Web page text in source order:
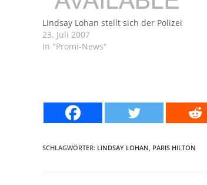
Lindsay Lohan stellt sich der Polizei
23. Juli 2007
In "Promi-News"
SCHLAGWÖRTER: LINDSAY LOHAN PARIS HILTON